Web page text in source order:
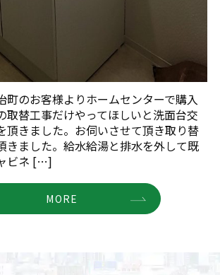
町のお客様よりホームセンターで購入
取替工事だけやってほしいと洗面台交
頂きました。お伺いさせて頂き取り替
きました。給水給湯と排水を外して既
ビネ […]
MORE